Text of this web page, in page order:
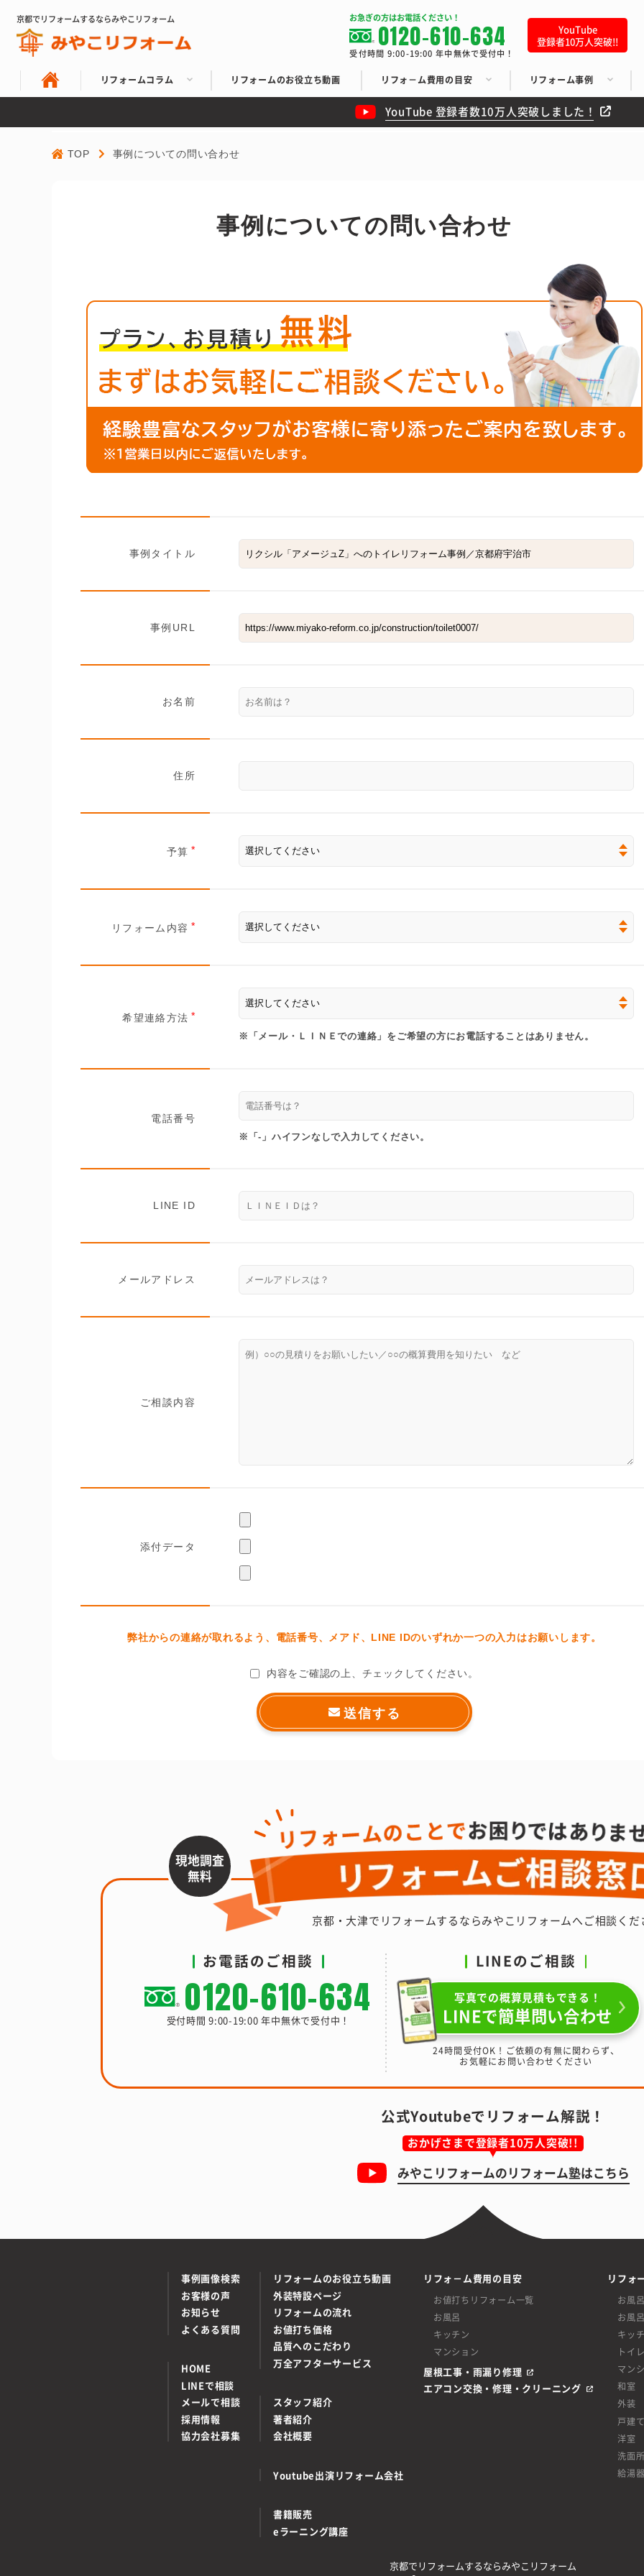
京都でリフォームするならみやこリフォーム お急ぎの方はお電話ください！
0120-610-634
受付時間 9:00-19:00 年中無休で受付中！
YouTube
登録者10万人突破!!
リフォームコラム リフォームのお役立ち動画 リフォ－ム費用の目安 リフォーム事例
YouTube 登録者数10万人突破しました！
TOP 事例についての問い合わせ
事例についての問い合わせ
事例タイトル
事例URL
お名前
住所
予算
リフォーム内容
希望連絡方法
※「メール・ＬＩＮＥでの連絡」をご希望の方にお電話することはありません。
電話番号
※「-」ハイフンなしで入力してください。
LINE ID
メールアドレス
ご相談内容
添付データ
弊社からの連絡が取れるよう、電話番号、メアド、LINE IDのいずれか一つの入力はお願いします。
内容をご確認の上、チェックしてください。
現地調査
無料
京都・大津でリフォームするならみやこリフォームへご相談くだ
お電話のご相談
0120-610-634
受付時間 9:00-19:00 年中無休で受付中！
LINEのご相談
写真での概算見積もできる！
LINEで簡単問い合わせ
24時間受付OK！ご依頼の有無に関わらず、
お気軽にお問い合わせください
公式Youtubeでリフォーム解説！
おかげさまで登録者10万人突破!!
みやこリフォームのリフォーム塾はこちら
事例画像検索
お客様の声
お知らせ
よくある質問
HOME
LINEで相談
メールで相談
採用情報
協力会社募集
リフォームのお役立ち動画
外装特設ページ
リフォームの流れ
お値打ち価格
品質へのこだわり
万全アフターサービス
スタッフ紹介
著者紹介
会社概要
Youtube出演リフォーム会社
書籍販売
eラーニング講座
リフォ－ム費用の目安
お値打ちリフォーム一覧
お風呂
キッチン
マンション
屋根工事・雨漏り修理
エアコン交換・修理・クリーニング
リフォ
お風
お風
キッ
トイ
マン
和室
外装
戸建
洋室
洗面
給湯
京都でリフォームするならみやこリフォーム